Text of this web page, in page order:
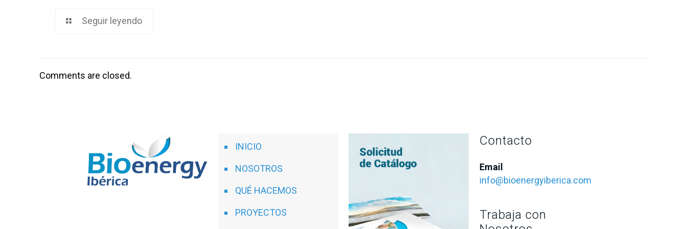
Seguir leyendo
Comments are closed.
INICIO
NOSOTROS
QUÉ HACEMOS
PROYECTOS
Contacto
Email
info@bioenergyiberica.com
Trabaja con